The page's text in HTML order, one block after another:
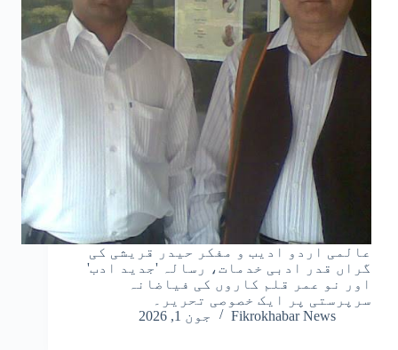
عالمی اردو ادیب و مفکر حیدر قریشی کی
گراں قدر ادبی خدمات، رسالہ 'جدید ادب'
اور نو عمر قلم کاروں کی فیاضانہ
سرپرستی پر ایک خصوصی تحریر۔
Fikrokhabar News
جون 1, 2026